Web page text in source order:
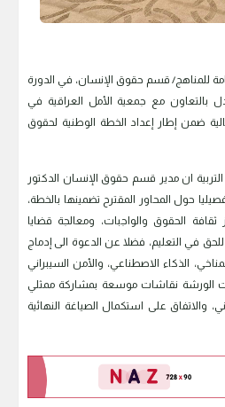
للمناهج/ قسم حقوق الإنسان، في الدورة
بالتعاون مع جمعية الأمل العراقية في
ضمن إطار إعداد الخطة الوطنية لحقوق
ان مدير قسم حقوق الإنسان الدكتور
حول المحاور المقترح تضمينها بالخطة،
ثقافة الحقوق والواجبات، ومعالجة قضايا
للحق في التعليم، فضلا عن الدعوة الى إدماج
الذكاء الاصطناعي، والأمن السيبراني
الورشة نقاشات موسعة بمشاركة ممثلي
والاتفاق على استكمال الصياغة النهائية